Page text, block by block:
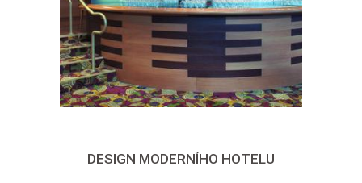
DESIGN MODERNÍHO HOTELU